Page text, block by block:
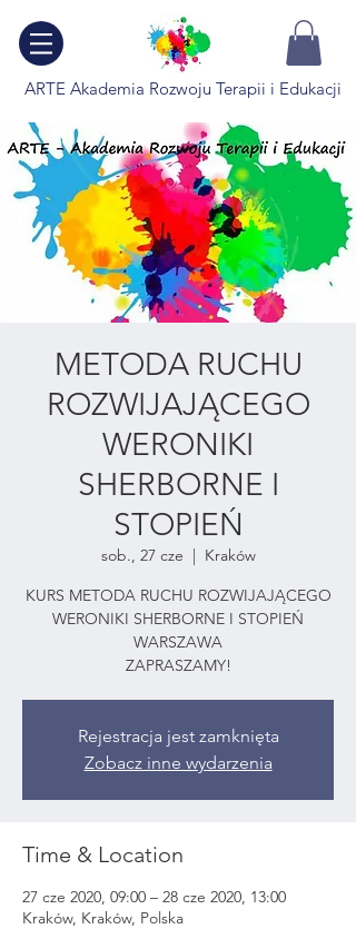
ARTE Akademia Rozwoju Terapii i Edukacji
METODA RUCHU
ROZWIJAJĄCEGO
WERONIKI
SHERBORNE I
STOPIEŃ
sob., 27 cze
  |
Kraków
KURS METODA RUCHU ROZWIJAJĄCEGO
WERONIKI SHERBORNE I STOPIEŃ
WARSZAWA
ZAPRASZAMY!
Rejestracja jest zamknięta
Zobacz inne wydarzenia
Time & Location
27 cze 2020, 09:00 – 28 cze 2020, 13:00
Kraków, Kraków, Polska